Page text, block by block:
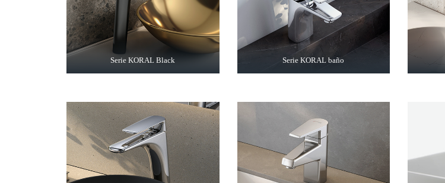
Serie KORAL Black Serie KORAL baño